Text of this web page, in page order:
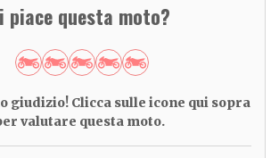
piace questa moto?
giudizio! Clicca sulle icone qui sopra
valutare questa moto.